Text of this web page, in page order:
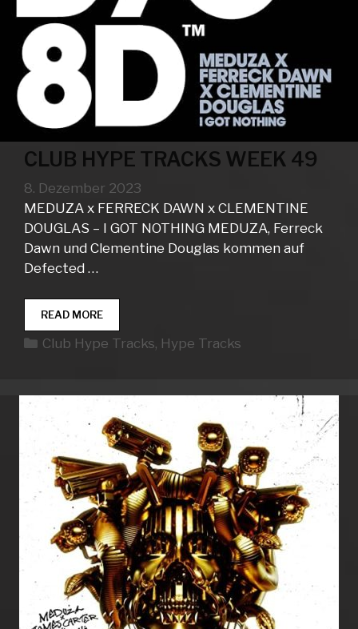
CLUB HYPE TRACKS WEEK 49
8. Dezember 2023
MEDUZA x FERRECK DAWN x CLEMENTINE
DOUGLAS – I GOT NOTHING MEDUZA, Ferreck
Dawn und Clementine Douglas kommen auf
Defected …
READ MORECLUB
HYPE
TRACKS
Kategorien
Club Hype Tracks, Hype Tracks